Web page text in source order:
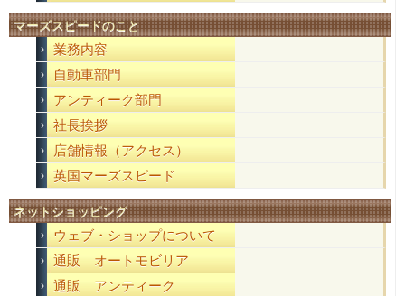
マーズスピードのこと
業務内容
自動車部門
アンティーク部門
社長挨拶
店舗情報（アクセス）
英国マーズスピード
ネットショッピング
ウェブ・ショップについて
通販 オートモビリア
通販 アンティーク